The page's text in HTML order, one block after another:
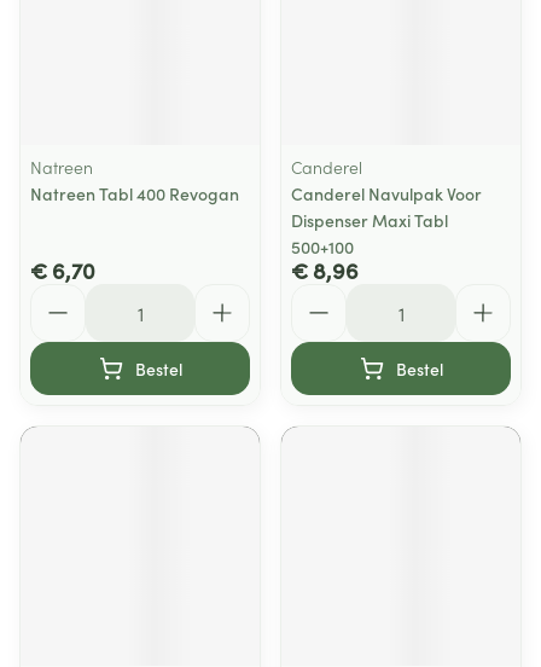
Natreen
Natreen Tabl 400 Revogan
€ 6,70
Bestel
Canderel
Canderel Navulpak Voor
Dispenser Maxi Tabl
500+100
€ 8,96
Bestel